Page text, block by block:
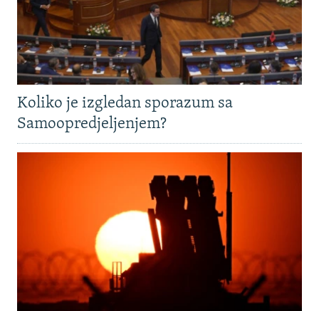
Koliko je izgledan sporazum sa
Samoopredjeljenjem?